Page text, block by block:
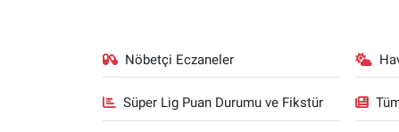
Nöbetçi Eczaneler
Süper Lig Puan Durumu ve Fikstür